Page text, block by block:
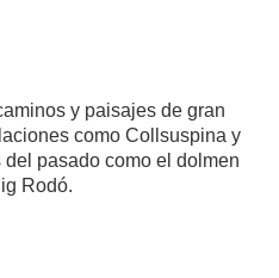
y paisajes de gran
como Collsuspina y
pasado como el dolmen
Rodó.